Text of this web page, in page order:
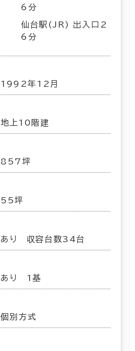
6分
仙台駅(JR) 出入口2
6分
1992年12月
地上10階建
857坪
55坪
あり 収容台数34台
あり 1基
個別方式